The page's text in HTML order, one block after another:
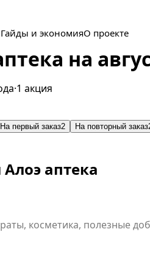
Гайды и экономияО проекте
на
·1 акция
На первый заказ2 На повторный заказ
аптека
косметика, полезные
Промокод не